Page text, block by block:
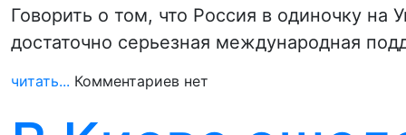
Говорить о том, что Россия в одиночку на
достаточно серьезная международная
читать... Комментариев нет